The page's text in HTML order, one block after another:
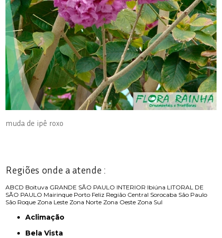
muda de ipê roxo
Regiões onde a atende :
ABCD Boituva GRANDE SÃO PAULO INTERIOR Ibiúna LITORAL DE
SÃO PAULO Mairinque Porto Feliz Região Central Sorocaba São Paulo
São Roque Zona Leste Zona Norte Zona Oeste Zona Sul
Aclimação
Bela Vista